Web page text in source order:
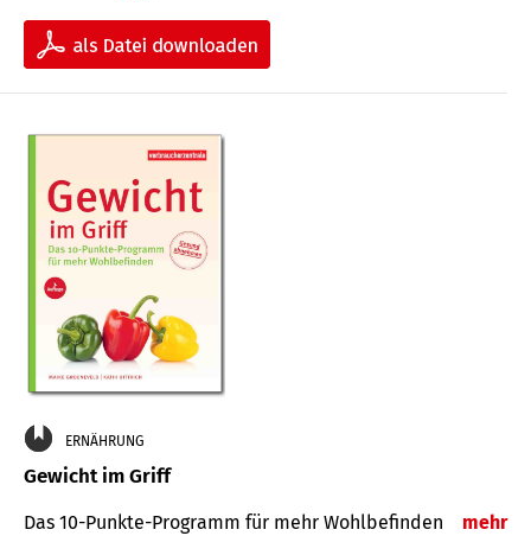
ERNÄHRUNG
Gewicht im Griff
Das 10-Punkte-Programm für mehr Wohlbefinden mehr